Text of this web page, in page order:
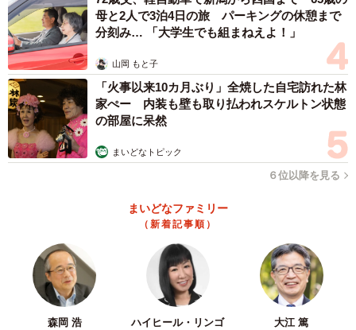
母と2人で3泊4日の旅 パーキングの休憩まで
分刻み… 「大学生でも組まねえよ！」
山岡 もと子
「火事以来10カ月ぶり」全焼した自宅訪れた林
家ぺー 内装も壁も取り払われスケルトン状態
の部屋に呆然
まいどなトピック
６位以降を見る
まいどなファミリー
（新着記事順）
森岡 浩 ハイヒール・リンゴ 大江 篤